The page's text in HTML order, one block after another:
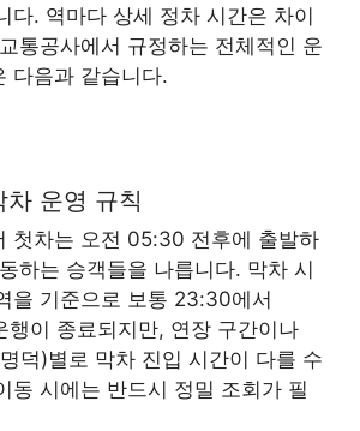
다. 역마다 상세 정차 시간은 차이
통공사에서 규정하는 전체적인 운
다음과 같습니다.
운영 규칙
첫차는 오전 05:30 전후에 출발하
하는 승객들을 나릅니다. 막차 시
을 기준으로 보통 23:30에서
이 종료되지만, 연장 구간이나
덕)별로 막차 진입 시간이 다를 수
동 시에는 반드시 정밀 조회가 필